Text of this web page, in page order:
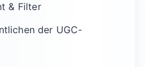
& Filter
der UGC-